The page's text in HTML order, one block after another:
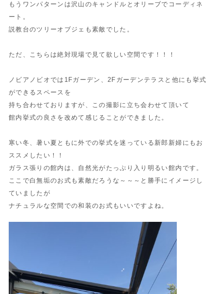
もうワンパターンは沢山のキャンドルとオリーブでコーディネ
ート。
説教台のツリーオブジェも素敵でした。
ただ、こちらは絶対現場で見て欲しい空間です！！！
ノビアノビオでは1Fガーデン、2Fガーデンテラスと他にも挙式
ができるスペースを
持ち合わせておりますが、この撮影に立ち会わせて頂いて
館内挙式の良さを改めて感じることができました。
寒い冬、暑い夏ともに外での挙式を迷っている新郎新婦にもお
ススメしたい！！
ガラス張りの館内は、自然光がたっぷり入り明るい館内です。
ここで白無垢のお式も素敵だろうな～～～と勝手にイメージし
ていましたが
ナチュラルな空間での和装のお式もいいですよね。